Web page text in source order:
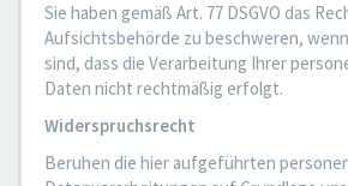
Sie haben gemäß Art. 77 DSGVO das
Aufsichtsbehörde zu beschweren,
sind, dass die Verarbeitung Ihrer
Daten nicht rechtmäßig erfolgt.
Widerspruchsrecht
Beruhen die hier aufgeführten